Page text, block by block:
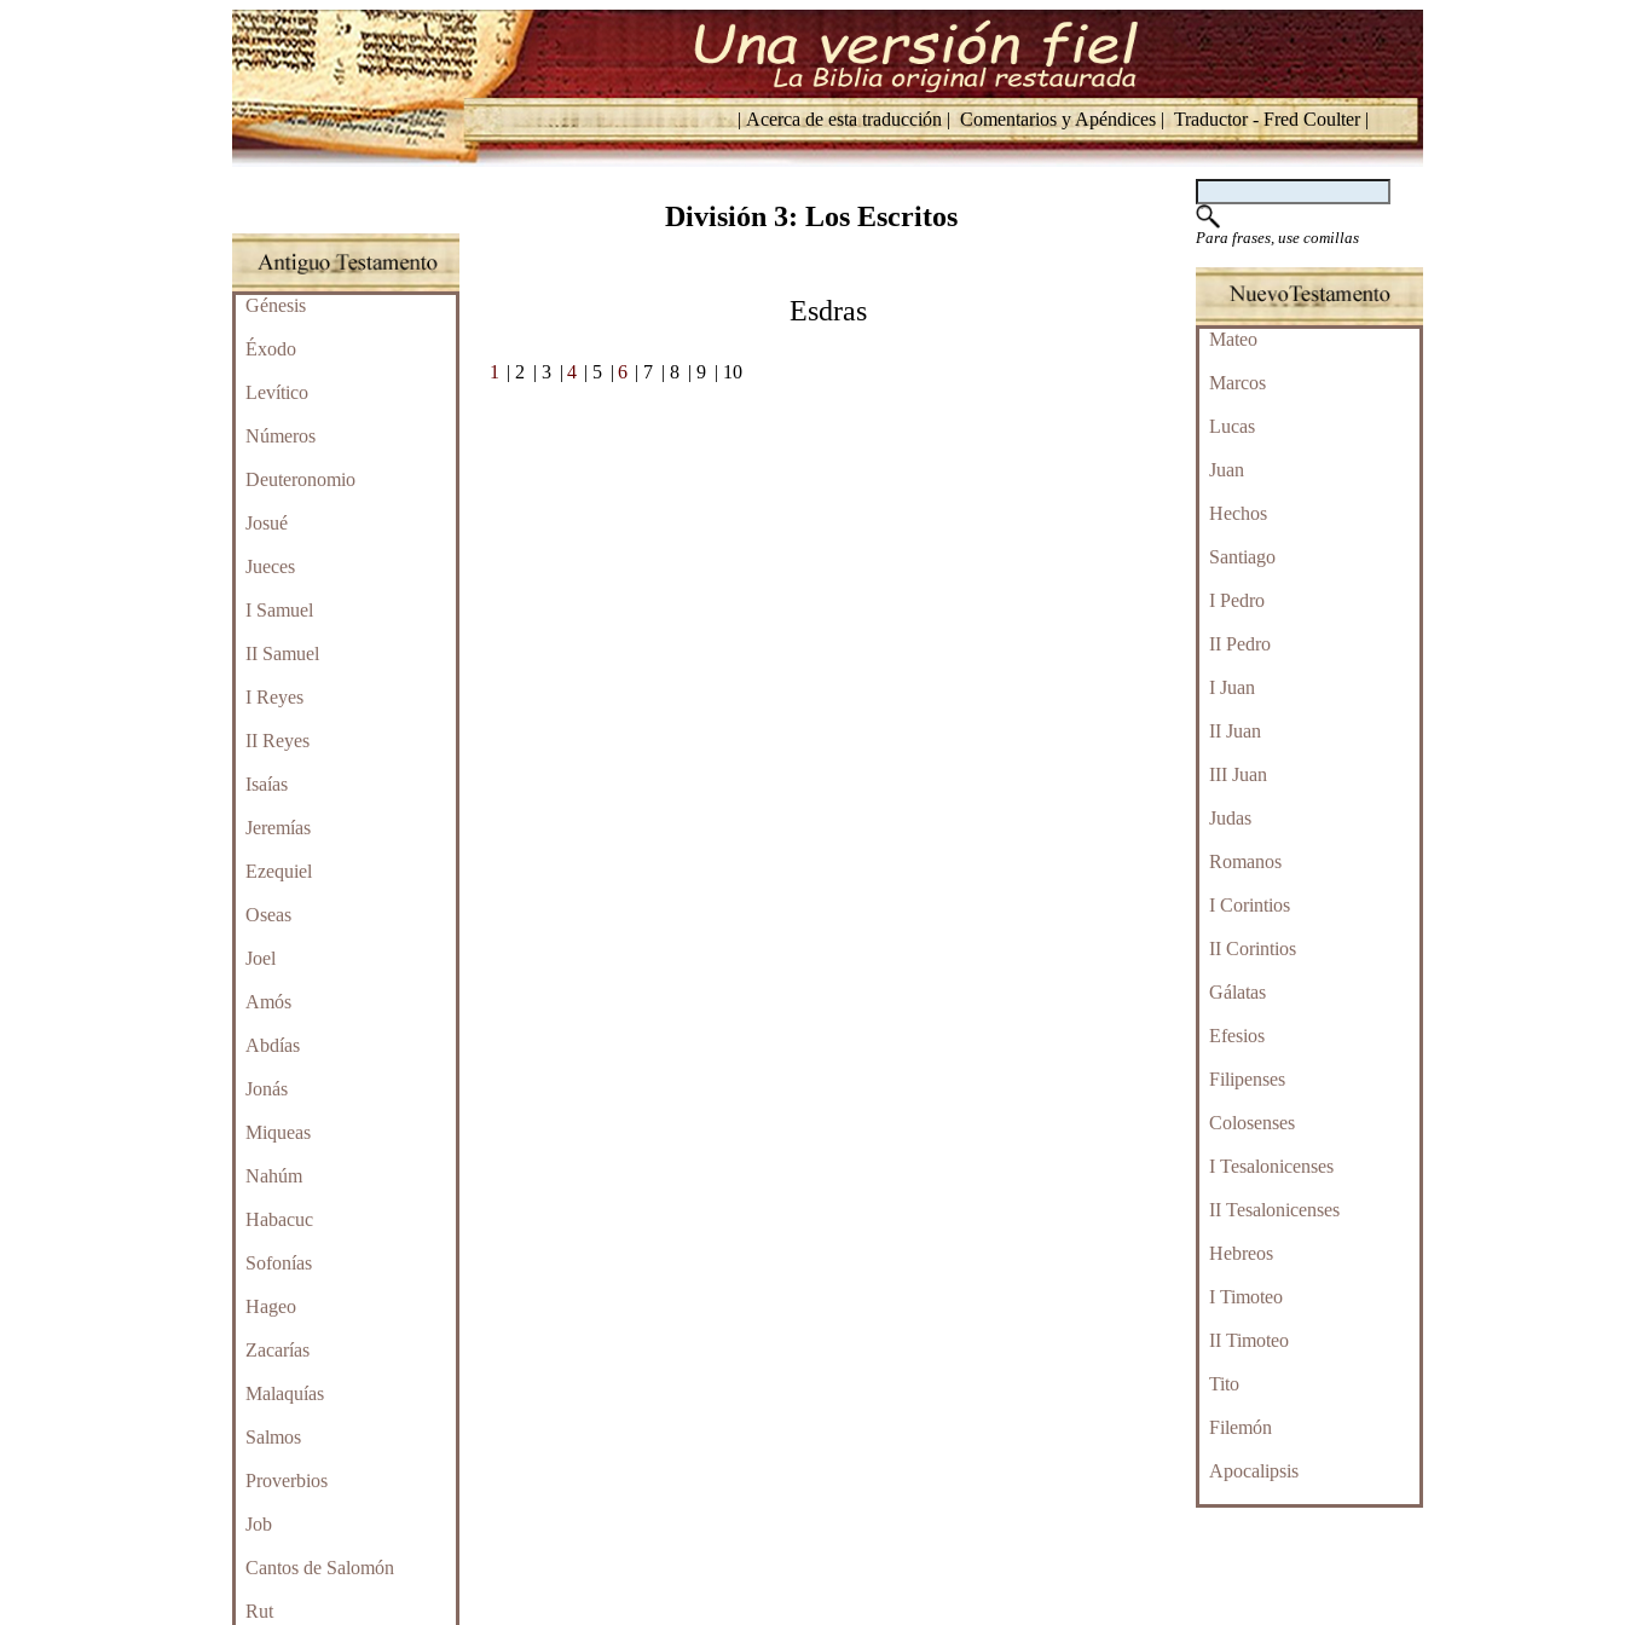
| Acerca de esta traducción | Comentarios y Apéndices | Traductor - Fred Coulter |
Génesis
Éxodo
Levítico
Números
Deuteronomio
Josué
Jueces
I Samuel
II Samuel
I Reyes
II Reyes
Isaías
Jeremías
Ezequiel
Oseas
Joel
Amós
Abdías
Jonás
Miqueas
Nahúm
Habacuc
Sofonías
Hageo
Zacarías
Malaquías
Salmos
Proverbios
Job
Cantos de Salomón
Rut
División 3: Los Escritos
Esdras
1 | 2 | 3 | 4 | 5 | 6 | 7 | 8 | 9 | 10
Para frases, use comillas
Mateo
Marcos
Lucas
Juan
Hechos
Santiago
I Pedro
II Pedro
I Juan
II Juan
III Juan
Judas
Romanos
I Corintios
II Corintios
Gálatas
Efesios
Filipenses
Colosenses
I Tesalonicenses
II Tesalonicenses
Hebreos
I Timoteo
II Timoteo
Tito
Filemón
Apocalipsis